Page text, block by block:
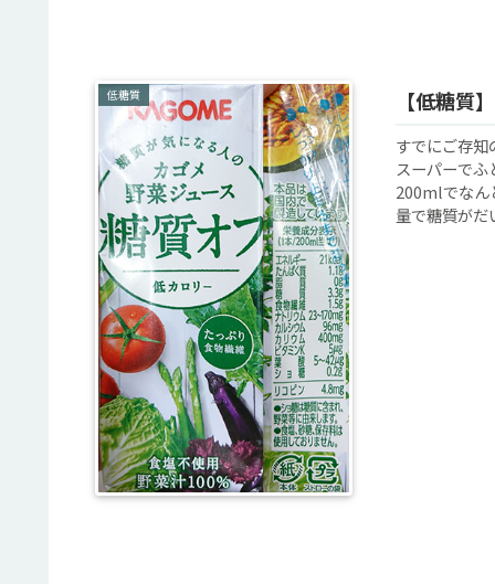
低糖質 【低糖質
すでにご存
スーパーで
200mlでなん
量で糖質がだ